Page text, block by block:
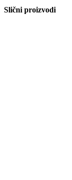
Slični proizvodi